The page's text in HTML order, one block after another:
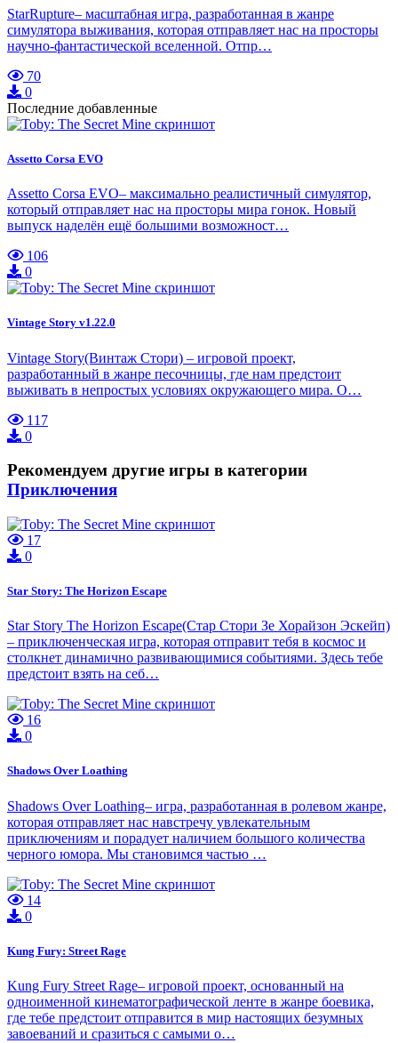
StarRupture– масштабная игра, разработанная в жанре
симулятора выживания, которая отправляет нас на просторы
научно-фантастической вселенной. Отпр…
70
0
Последние добавленные
Assetto Corsa EVO
Assetto Corsa EVO– максимально реалистичный симулятор,
который отправляет нас на просторы мира гонок. Новый
выпуск наделён ещё большими возможност…
106
0
Vintage Story v1.22.0
Vintage Story(Винтаж Стори) – игровой проект,
разработанный в жанре песочницы, где нам предстоит
выживать в непростых условиях окружающего мира. О…
117
0
Рекомендуем другие игры в категории
Приключения
17
0
Star Story: The Horizon Escape
Star Story The Horizon Escape(Стар Стори Зе Хорайзон Эскейп)
– приключенческая игра, которая отправит тебя в космос и
столкнет динамично развивающимися событиями. Здесь тебе
предстоит взять на себ…
16
0
Shadows Over Loathing
Shadows Over Loathing– игра, разработанная в ролевом жанре,
которая отправляет нас навстречу увлекательным
приключениям и порадует наличием большого количества
черного юмора. Мы становимся частью …
14
0
Kung Fury: Street Rage
Kung Fury Street Rage– игровой проект, основанный на
одноименной кинематографической ленте в жанре боевика,
где тебе предстоит отправится в мир настоящих безумных
завоеваний и сразиться с самыми о…